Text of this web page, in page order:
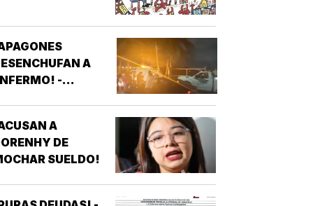
A
-
VERACRUZ
A
DE
SUELDO!